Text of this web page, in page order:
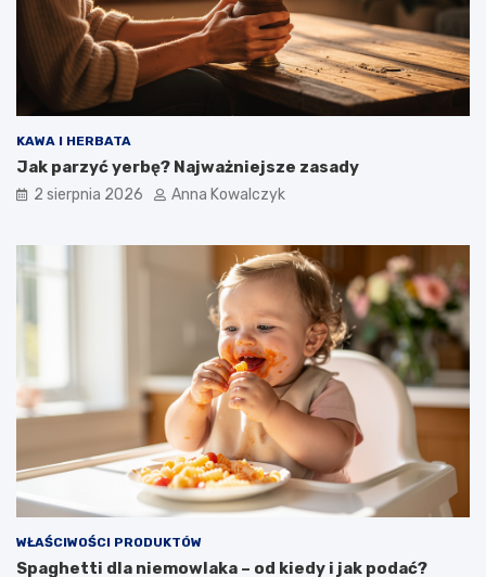
KAWA I HERBATA
Jak parzyć yerbę? Najważniejsze zasady
2 sierpnia 2026 Anna Kowalczyk
WŁAŚCIWOŚCI PRODUKTÓW
Spaghetti dla niemowlaka – od kiedy i jak podać?